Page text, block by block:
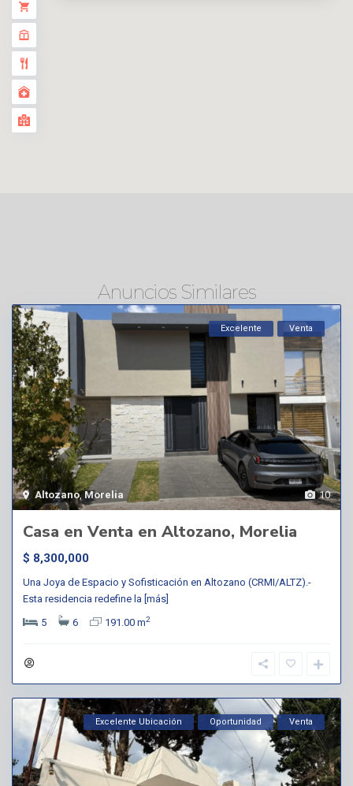
Anuncios Similares
10
Altozano,Morelia
Excelente Venta
Casa en Venta en Altozano, Morelia
$ 8,300,000
Una Joya de Espacio y Sofisticación en Altozano (CRMI/ALTZ).-
Esta residencia redefine la [más]
5
6 191.00 m2
Excelente Ubicación Oportunidad Venta